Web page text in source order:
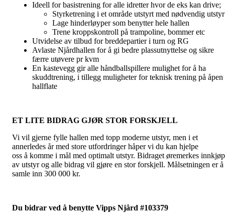
Ideell for basistrening for alle idretter hvor de eks kan drive;
Styrketrening i et område utstyrt med nødvendig utstyr
Lage hinderløyper som benytter hele hallen
Trene kroppskontroll på trampoline, bommer etc
Utvidelse av tilbud for breddepartier i turn og RG
Avlaste Njårdhallen for å gi bedre plassutnyttelse og sikre
færre utøvere pr kvm
En kastevegg gir alle håndballspillere mulighet for å ha
skuddtrening, i tillegg muligheter for teknisk trening på åpen
hallflate
ET LITE BIDRAG GJØR STOR FORSKJELL
Vi vil gjerne fylle hallen med topp moderne utstyr, men i et
annerledes år med store utfordringer håper vi du kan hjelpe
oss å komme i mål med optimalt utstyr. Bidraget øremerkes innkjøp
av utstyr og alle bidrag vil gjøre en stor forskjell. Målsetningen er å
samle inn 300 000 kr.
Du bidrar ved å benytte Vipps Njård #103379